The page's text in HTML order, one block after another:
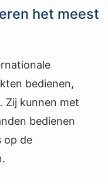
het meest
bedienen,
Zij kunnen met
bedienen
op de